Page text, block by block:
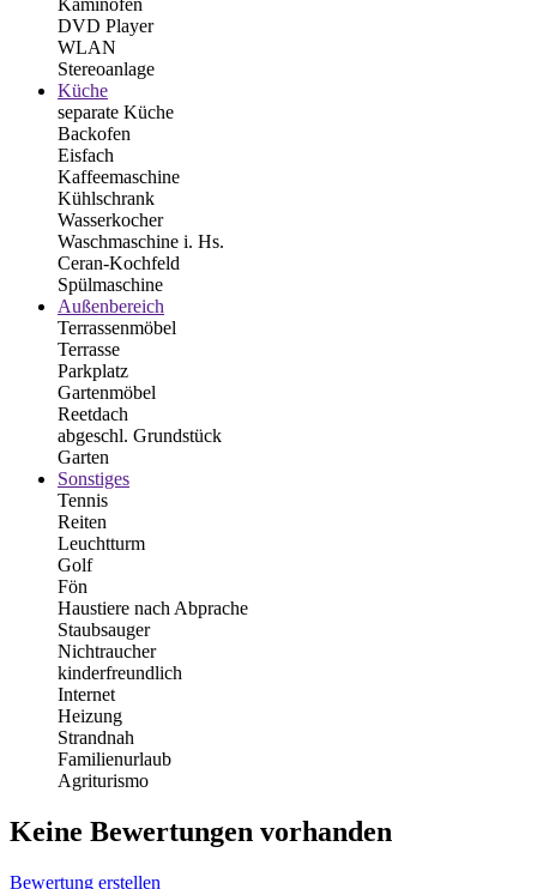
DVD Player
WLAN
Stereoanlage
Küche
separate Küche
Backofen
Eisfach
Kaffeemaschine
Kühlschrank
Wasserkocher
Waschmaschine i. Hs.
Ceran-Kochfeld
Spülmaschine
Außenbereich
Terrassenmöbel
Terrasse
Parkplatz
Gartenmöbel
Reetdach
abgeschl. Grundstück
Garten
Sonstiges
Tennis
Reiten
Leuchtturm
Golf
Fön
Haustiere nach Abprache
Staubsauger
Nichtraucher
kinderfreundlich
Internet
Heizung
Strandnah
Familienurlaub
Agriturismo
Keine Bewertungen vorhanden
Bewertung erstellen